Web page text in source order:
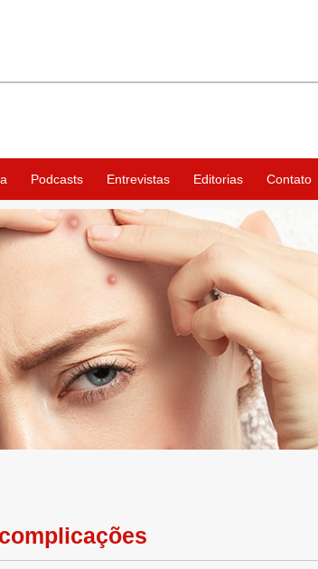
Podcasts Entrevistas Editorias Contato